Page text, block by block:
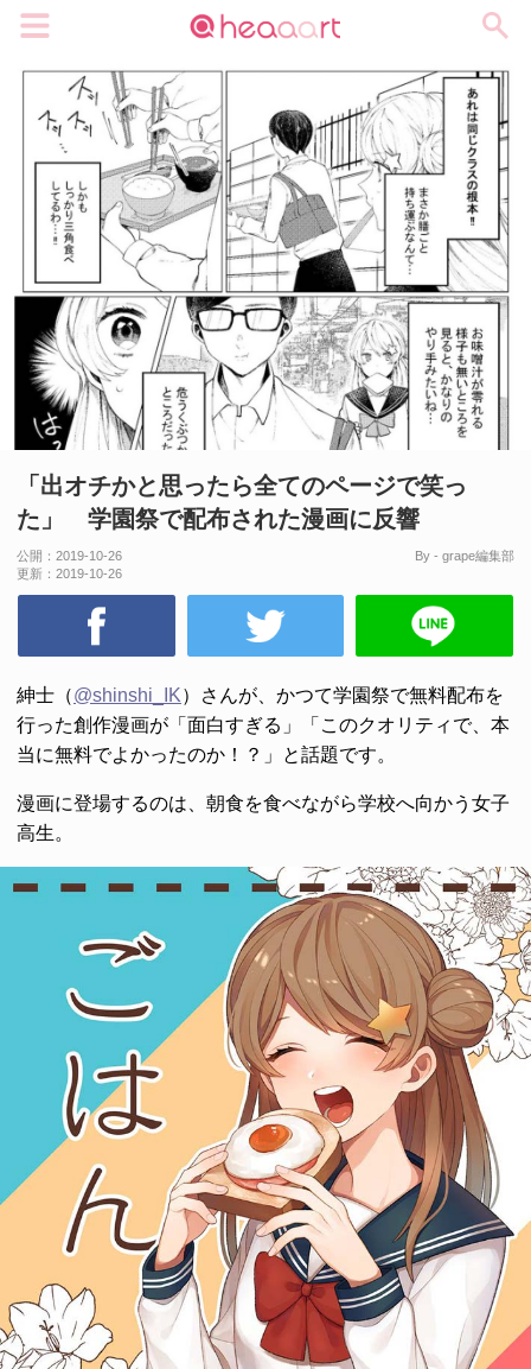
「出オチかと思ったら全てのページで笑っ
た」 学園祭で配布された漫画に反響
公開： 2019-10-26
更新： 2019-10-26
By - grape編集部
紳士（@shinshi_IK）さんが、かつて学園祭で無料配布を
行った創作漫画が「面白すぎる」「このクオリティで、本
当に無料でよかったのか！？」と話題です。
漫画に登場するのは、朝食を食べながら学校へ向かう女子
高生。